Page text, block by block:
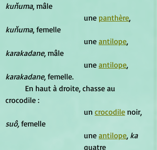
kuňuma, mâle
				une
panthère,
kuňuma, femelle
				une
antilope,
karakadane, mâle
				une
antilope,
karakadane, femelle.
crocodile :
				un
crocodile noir,
suô, femelle
				une
antilope, ka
				quatre